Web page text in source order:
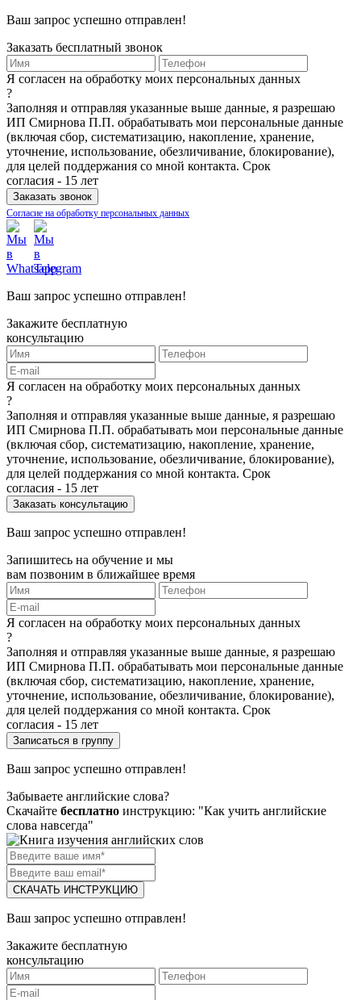
Ваш запрос успешно отправлен!
Заказать бесплатный звонок
Я согласен на обработку моих персональных данных
?
Заполняя и отправляя указанные выше данные, я разрешаю
ИП Смирнова П.П. обрабатывать мои персональные данные
(включая сбор, систематизацию, накопление, хранение,
уточнение, использование, обезличивание, блокирование),
для целей поддержания со мной контакта. Срок
согласия - 15 лет
Согласие на обработку персональных данных
Ваш запрос успешно отправлен!
Закажите бесплатную
консультацию
Я согласен на обработку моих персональных данных
?
Заполняя и отправляя указанные выше данные, я разрешаю
ИП Смирнова П.П. обрабатывать мои персональные данные
(включая сбор, систематизацию, накопление, хранение,
уточнение, использование, обезличивание, блокирование),
для целей поддержания со мной контакта. Срок
согласия - 15 лет
Ваш запрос успешно отправлен!
Запишитесь на обучение и мы
вам позвоним в ближайшее время
Я согласен на обработку моих персональных данных
?
Заполняя и отправляя указанные выше данные, я разрешаю
ИП Смирнова П.П. обрабатывать мои персональные данные
(включая сбор, систематизацию, накопление, хранение,
уточнение, использование, обезличивание, блокирование),
для целей поддержания со мной контакта. Срок
согласия - 15 лет
Ваш запрос успешно отправлен!
Забываете английские слова?
Скачайте бесплатно инструкцию: "Как учить английские
слова навсегда"
СКАЧАТЬ ИНСТРУКЦИЮ
Ваш запрос успешно отправлен!
Закажите бесплатную
консультацию